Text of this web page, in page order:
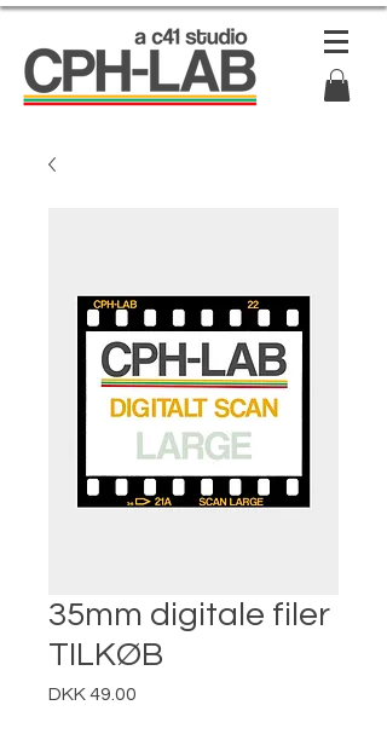
35mm digitale filer
TILKØB
DKK 49.00